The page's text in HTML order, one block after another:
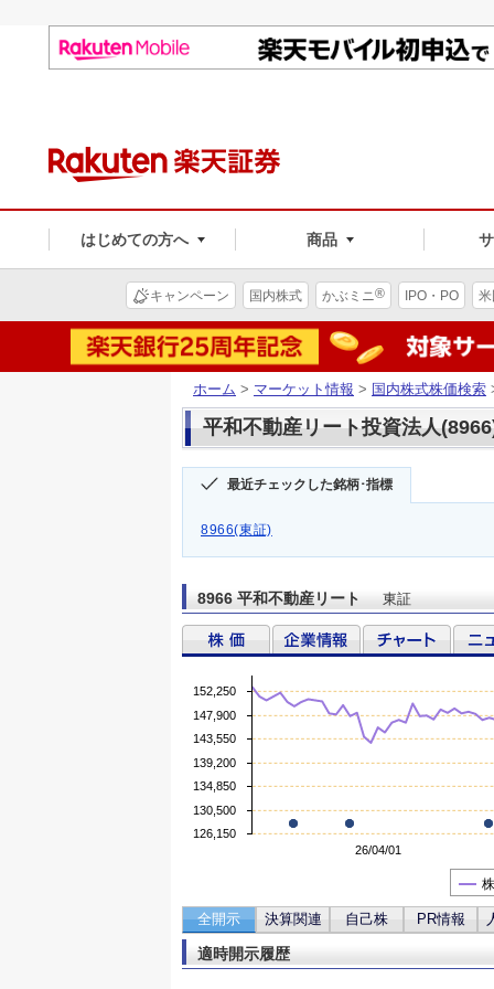
はじめての方へ 商品
キャンペーン 国内株式 かぶミニ® IPO・PO
ホーム > マーケット情報 > 国内株式株価検索
平和不動産リート投資法人
最近チェックした銘柄･指標
8966(東証)
8966 平和不動産リート 東証